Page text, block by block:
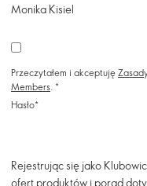
Monika Kisiel
Przeczytałem i akceptuję
Members
Hasło
Rejestrując się jako
ofert produktów i porad